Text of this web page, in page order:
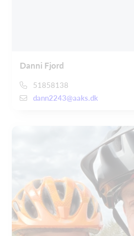
Danni Fjord
51858138
dann2243@aaks.dk